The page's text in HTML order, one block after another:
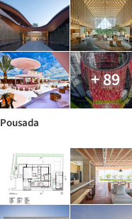
+ 89
Pousada